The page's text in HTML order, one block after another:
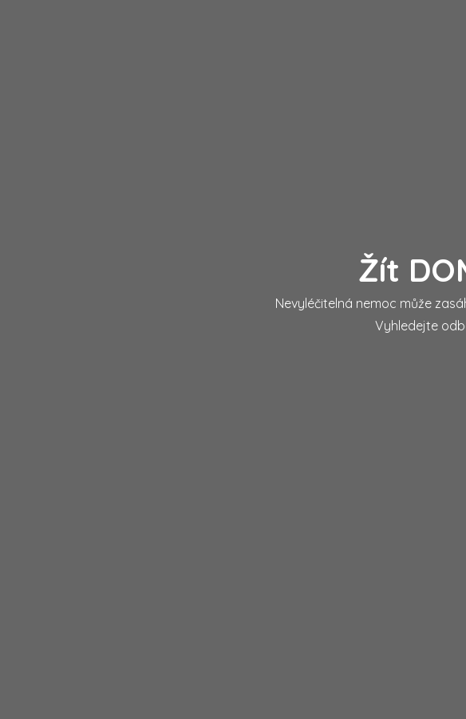
Žít
Nevyléčitelná nemoc může
Vyhledejte